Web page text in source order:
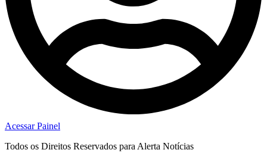
Acessar Painel
Todos os Direitos Reservados para Alerta Notícias